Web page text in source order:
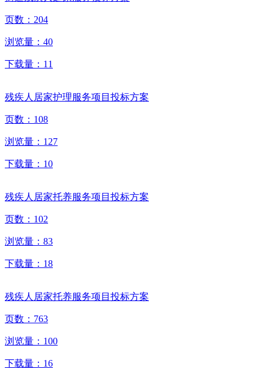
页数： 204
浏览量： 40
下载量： 11
残疾人居家护理服务项目投标方案
页数： 108
浏览量： 127
下载量： 10
残疾人居家托养服务项目投标方案
页数： 102
浏览量： 83
下载量： 18
残疾人居家托养服务项目投标方案
页数： 763
浏览量： 100
下载量： 16